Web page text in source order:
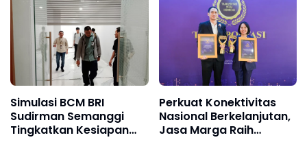
Simulasi BCM BRI
Sudirman Semanggi
Tingkatkan Kesiapan
Perkuat Konektivitas
Nasional Berkelanjutan,
Jasa Marga Raih